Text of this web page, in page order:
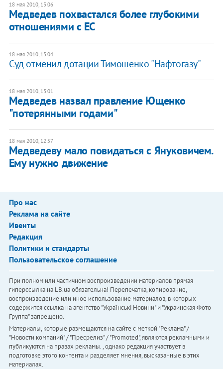
18 мая 2010, 13:06
Медведев похвастался более глубокими
отношениями с ЕС
18 мая 2010, 13:04
Суд отменил дотации Тимошенко "Нафтогазу"
18 мая 2010, 13:01
Медведев назвал правление Ющенко
"потерянными годами"
18 мая 2010, 12:57
Медведеву мало повидаться с Януковичем.
Ему нужно движение
Про нас
Реклама на сайте
Ивенты
Редакция
Политики и стандарты
Пользовательское соглашение
При полном или частичном воспроизведении материалов прямая
гиперссылка на LB.ua обязательна! Перепечатка, копирование,
воспроизведение или иное использование материалов, в которых
содержится ссылка на агентство "Українськi Новини" и "Украинская Фото
Группа" запрещено.
Материалы, которые размещаются на сайте с меткой "Реклама" /
"Новости компаний" / "Пресрелиз" / "Promoted", являются рекламными и
публикуются на правах рекламы. , однако редакция участвует в
подготовке этого контента и разделяет мнения, высказанные в этих
материалах.